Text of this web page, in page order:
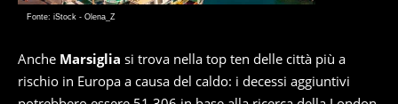
Fonte: iStock - Olena_Z
Anche Marsiglia si trova nella top ten delle città più a
rischio in Europa a causa del caldo: i decessi aggiuntivi